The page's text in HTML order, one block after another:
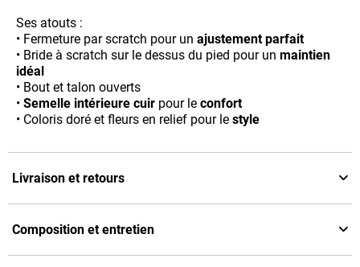
Ses atouts :
• Fermeture par scratch pour un ajustement parfait
• Bride à scratch sur le dessus du pied pour un maintien
idéal
• Bout et talon ouverts
• Semelle intérieure cuir pour le confort
• Coloris doré et fleurs en relief pour le style
Livraison et retours
Composition et entretien